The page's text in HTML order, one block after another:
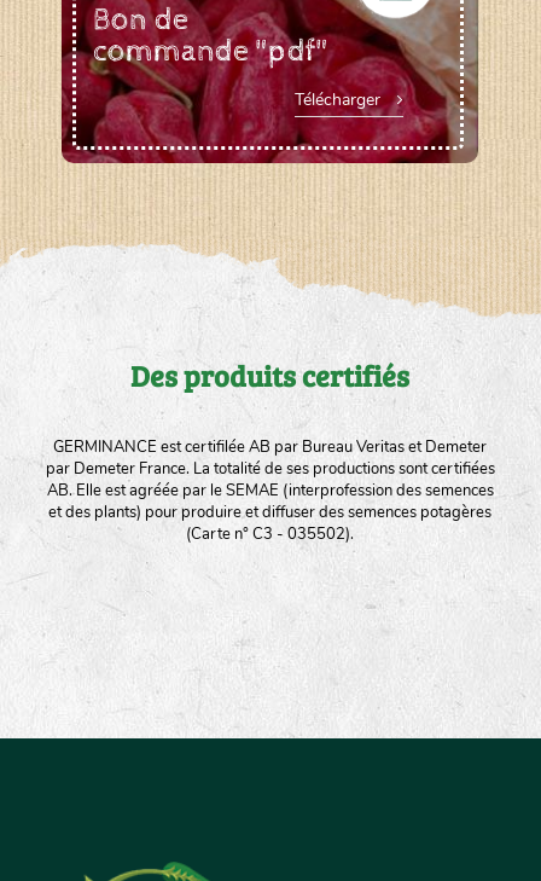
Bon de
commande "pdf"
Télécharger
Des produits certifiés
GERMINANCE est certifilée AB par Bureau Veritas et Demeter
par Demeter France. La totalité de ses productions sont certifiées
AB. Elle est agréée par le SEMAE (interprofession des semences
et des plants) pour produire et diffuser des semences potagères
(Carte n° C3 - 035502).